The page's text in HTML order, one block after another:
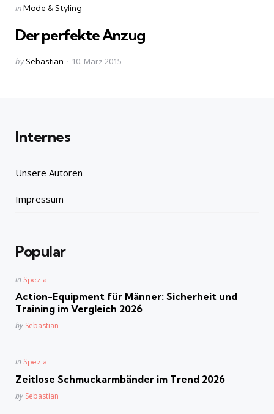
Categories
Posted
inMode & Styling
Der perfekte Anzug
Posted
by Sebastian 10. März 2015
Internes
Unsere Autoren
Impressum
Popular
Posted
in
in Spezial
Action-Equipment für Männer: Sicherheit und
Training im Vergleich 2026
Posted
by Sebastian
Posted
in Spezial
Zeitlose Schmuckarmbänder im Trend 2026
Posted
by Sebastian